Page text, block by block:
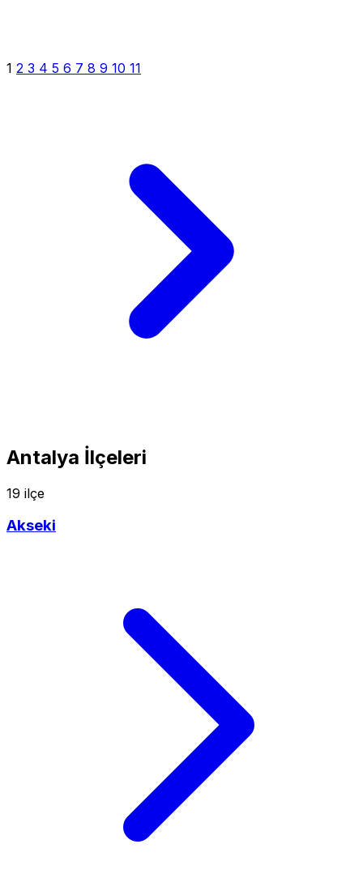
1 2 3 4 5 6 7 8 9 10 11
Antalya İlçeleri
19 ilçe
Akseki